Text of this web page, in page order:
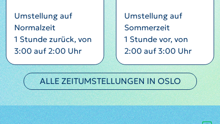
Umstellung auf
Normalzeit
1 Stunde zurück, von
3:00 auf 2:00 Uhr
Umstellung auf
Sommerzeit
1 Stunde vor, von
2:00 auf 3:00 Uhr
ALLE ZEITUMSTELLUNGEN IN OSLO